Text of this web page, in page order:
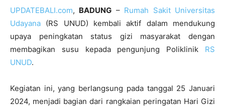
UPDATEBALI.com, BADUNG – Rumah Sakit Universitas
Udayana (RS UNUD) kembali aktif dalam mendukung
upaya peningkatan status gizi masyarakat dengan
membagikan susu kepada pengunjung Poliklinik RS
UNUD.
Kegiatan ini, yang berlangsung pada tanggal 25 Januari
2024, menjadi bagian dari rangkaian peringatan Hari Gizi